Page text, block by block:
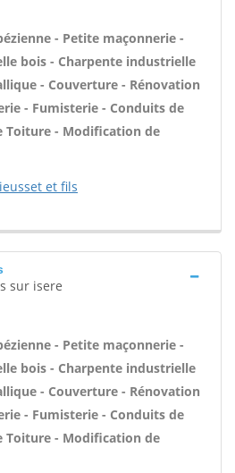
- Petite maçonnerie -
bois - Charpente industrielle
- Couverture - Rénovation
- Fumisterie - Conduits de
Toiture - Modification de
et fils
sur isere
- Petite maçonnerie -
bois - Charpente industrielle
- Couverture - Rénovation
- Fumisterie - Conduits de
Toiture - Modification de